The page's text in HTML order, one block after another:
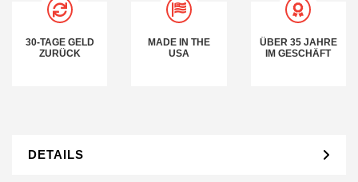
30-TAGE GELD
ZURÜCK
MADE IN THE
USA
ÜBER 35 JAHRE
IM GESCHÄFT
DETAILS